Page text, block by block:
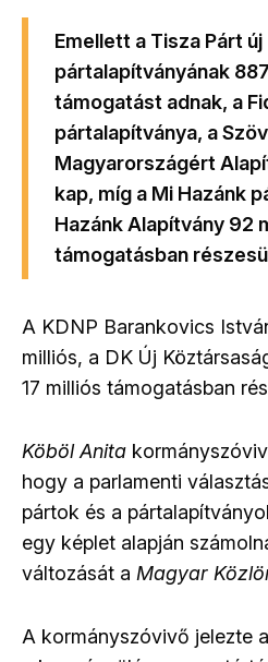
Emellett a Tisza Párt új
pártalapítványának
támogatást adnak, a
pártalapítványa, a
Magyarországért
kap, míg a Mi Hazánk
Hazánk Alapítvány 92
támogatásban
A KDNP Barankovics
milliós, a DK Új
17 milliós támogatásban
Köböl Anita
hogy a parlamenti
pártok és a
egy képlet alapján
változását a Magyar
A kormányszóvivő jelezte